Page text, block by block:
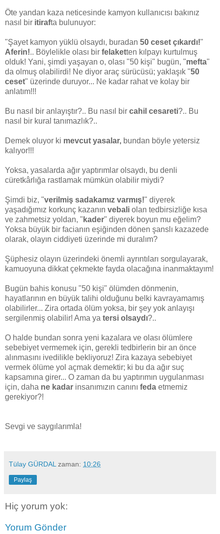
Öte yandan kaza neticesinde kamyon kullanıcısı bakınız
nasıl bir itirafta bulunuyor:
"Şayet kamyon yüklü olsaydı, buradan 50 ceset çıkardı!"
Aferin!.. Böylelikle olası bir felaketten kılpayı kurtulmuş
olduk! Yani, şimdi yaşayan o, olası "50 kişi" bugün, "mefta"
da olmuş olabilirdi! Ne diyor araç sürücüsü; yaklaşık "50
ceset" üzerinde duruyor... Ne kadar rahat ve kolay bir
anlatım!!!
Bu nasıl bir anlayıştır?.. Bu nasıl bir cahil cesareti?.. Bu
nasıl bir kural tanımazlık?..
Demek oluyor ki mevcut yasalar, bundan böyle yetersiz
kalıyor!!!
Yoksa, yasalarda ağır yaptırımlar olsaydı, bu denli
cüretkârlığa rastlamak mümkün olabilir miydi?
Şimdi biz, "verilmiş sadakamız varmış!" diyerek
yaşadığımız korkunç kazanın vebali olan tedbirsizliğe kısa
ve zahmetsiz yoldan, " kader" diyerek boyun mu eğelim?
Yoksa büyük bir facianın eşiğinden dönen şanslı kazazede
olarak, olayın ciddiyeti üzerinde mi duralım?
Şüphesiz olayın üzerindeki önemli ayrıntıları sorgulayarak,
kamuoyuna dikkat çekmekte fayda olacağına inanmaktayım!
Bugün bahis konusu "50 kişi" ölümden dönmenin,
hayatlarının en büyük talihi olduğunu belki kavrayamamış
olabilirler... Zira ortada ölüm yoksa, bir şey yok anlayışı
sergilenmiş olabilir! Ama ya tersi olsaydı?..
O halde bundan sonra yeni kazalara ve olası ölümlere
sebebiyet vermemek için, gerekli tedbirlerin bir an önce
alınmasını ivedilikle bekliyoruz! Zira kazaya sebebiyet
vermek ölüme yol açmak demektir; ki bu da ağır suç
kapsamına girer... O zaman da bu yaptırımın uygulanması
için, daha ne kadar insanımızın canını feda etmemiz
gerekiyor?!
Sevgi ve saygılarımla!
Tülay GÜRDAL zaman: 10:26
Paylaş
Hiç yorum yok:
Yorum Gönder